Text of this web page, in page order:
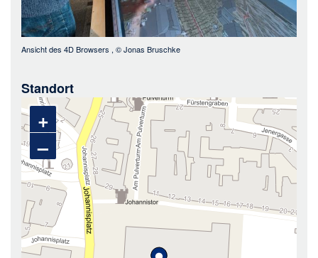
Ansicht des 4D Browsers , ©Jonas Bruschke
Standort
+
–